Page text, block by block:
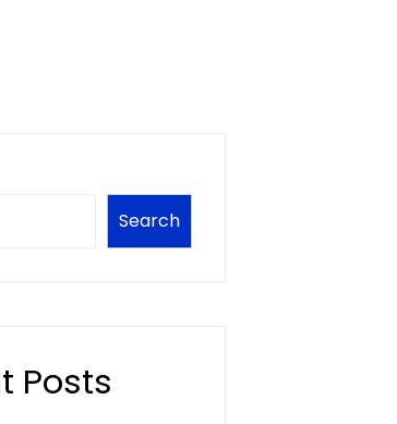
Search
Posts